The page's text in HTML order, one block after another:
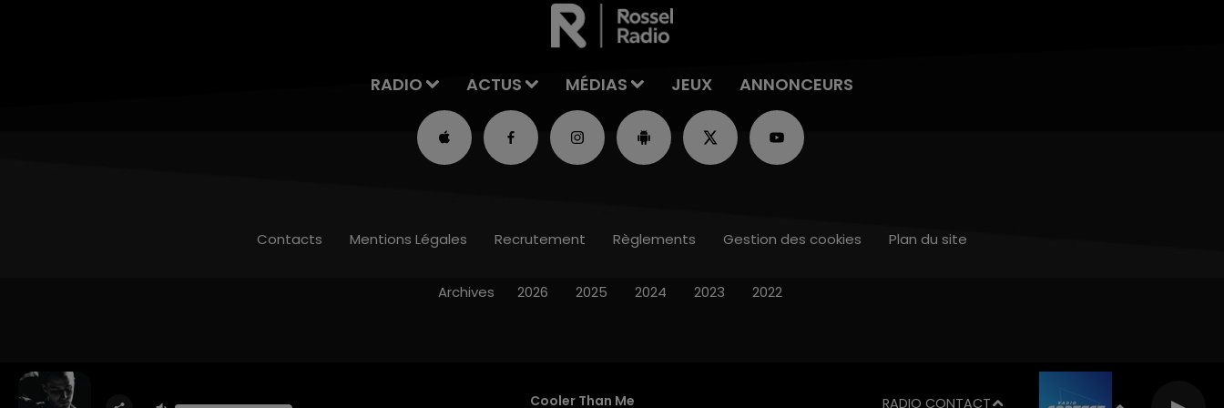
RADIO ACTUS MÉDIAS JEUX ANNONCEURS
Cooler Than Me RADIO CONTACT
Contacts Mentions Légales Recrutement Règlements Gestion des cookies Plan du site
Archives 2026 2025 2024 2023 2022